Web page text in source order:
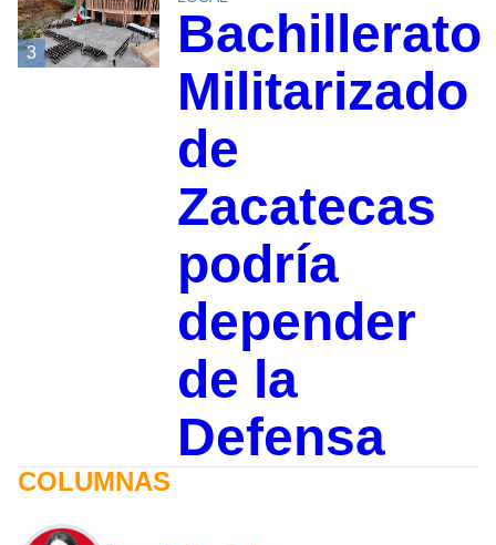
3
Bachillerato
Militarizado
de
Zacatecas
podría
depender
de la
Defensa
COLUMNAS